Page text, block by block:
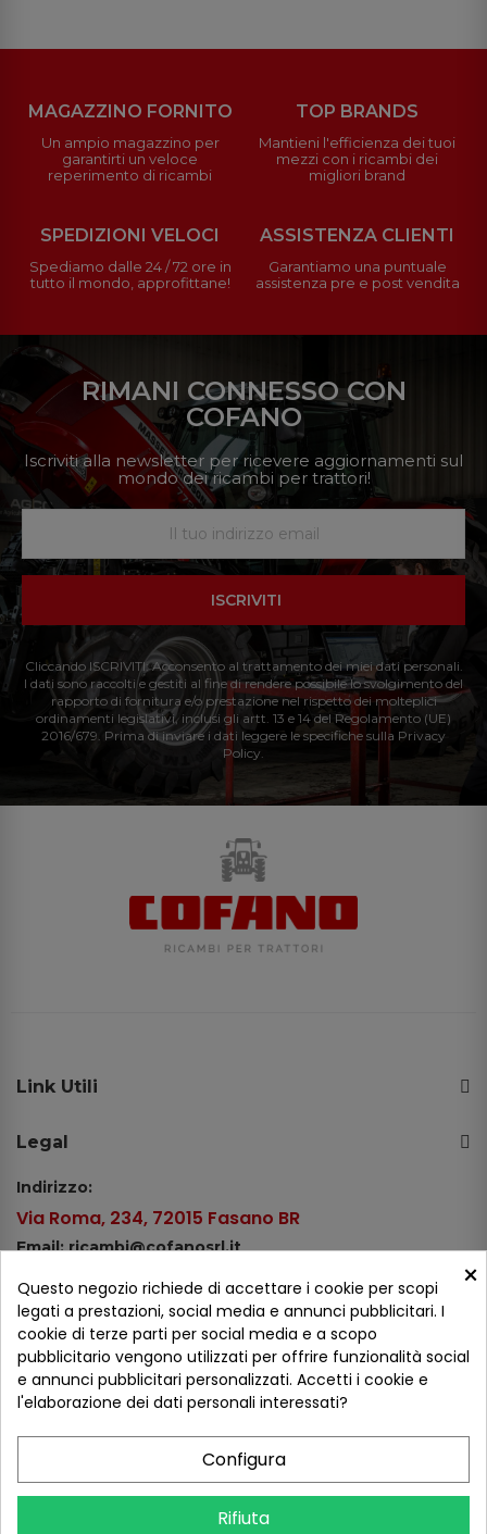
MAGAZZINO FORNITO
Un ampio magazzino per
garantirti un veloce
reperimento di ricambi
TOP BRANDS
Mantieni l'efficienza dei tuoi
mezzi con i ricambi dei
migliori brand
SPEDIZIONI VELOCI
Spediamo dalle 24 / 72 ore in
tutto il mondo, approfittane!
ASSISTENZA CLIENTI
Garantiamo una puntuale
assistenza pre e post vendita
RIMANI CONNESSO CON
COFANO
Iscriviti alla newsletter per ricevere aggiornamenti sul
mondo dei ricambi per trattori!
ISCRIVITI
Cliccando ISCRIVITI: Acconsento al trattamento dei miei dati personali.
I dati sono raccolti e gestiti al fine di rendere possibile lo svolgimento del
rapporto di fornitura e/o prestazione nel rispetto dei molteplici
ordinamenti legislativi, inclusi gli artt. 13 e 14 del Regolamento (UE)
2016/679. Prima di inviare i dati leggere le specifiche sulla Privacy
Policy.
Link Utili
Legal
Indirizzo:
Via Roma, 234, 72015 Fasano BR
Email: ricambi@cofanosrl.it
Tel.: +39 080 44 13 478
WhatsApp: +39 334 98 51 100
Metodi di pagamento
×
Questo negozio richiede di accettare i cookie per scopi
legati a prestazioni, social media e annunci pubblicitari. I
cookie di terze parti per social media e a scopo
pubblicitario vengono utilizzati per offrire funzionalità social
e annunci pubblicitari personalizzati. Accetti i cookie e
l'elaborazione dei dati personali interessati?
Configura
Rifiuta